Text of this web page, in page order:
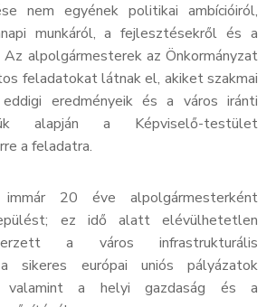
nem egyének politikai ambícióiról,
munkáról, a fejlesztésekről és a
alpolgármesterek az Önkormányzat
feladatokat látnak el, akiket szakmai
eredményeik és a város iránti
alapján a Képviselő-testület
a feladatra.
20 éve alpolgármesterként
ez idő alatt elévülhetetlen
a város infrastrukturális
sikeres európai uniós pályázatok
valamint a helyi gazdaság és a